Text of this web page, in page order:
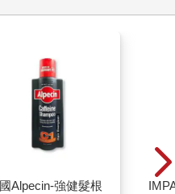
悟了愛情、浪漫、長久承諾
人生智慧。本書也是延續這
「專家」，將為你提供最珍
Alpecin-強健髮根